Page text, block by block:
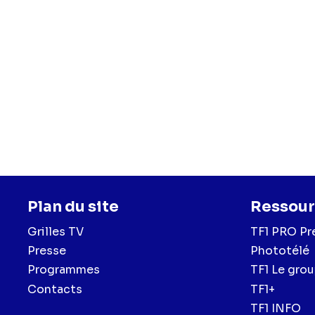
Plan du site
Grilles TV
Presse
Programmes
Contacts
TF1 PRO
Phototélé
TF1 Le
TF1+
TF1 INFO